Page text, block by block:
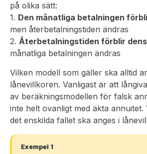
på olika sätt:
1. Den månatliga betalningen
men återbetalningstiden ändras
2. Återbetalningstiden förblir
månatliga betalningen ändras
Vilken modell som gäller ska alltid
lånevillkoren. Vanligast är att
av beräkningsmodellen för falsk
inte helt ovanligt med äkta annuitet.
det enskilda fallet ska anges i
Exempel 1